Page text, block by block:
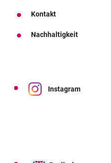
Kontakt
Nachhaltigkeit
Instagram